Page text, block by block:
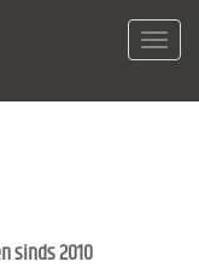
sinds 2010